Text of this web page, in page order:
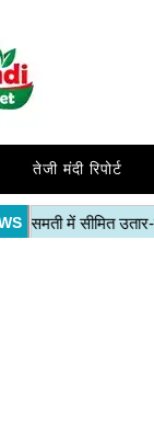
तेजी मंदी रिपोर्ट